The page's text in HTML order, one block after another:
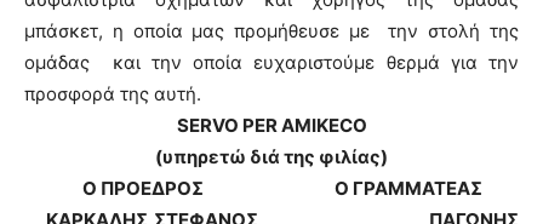
μπάσκετ, η οποία μας προμήθευσε με την στολή της
ομάδας και την οποία ευχαριστούμε θερμά για την
προσφορά της αυτή.
SERVO PERAMIKECO
(υπηρετώ διά της φιλίας)
Ο ΠΡΟΕΔΡΟΣ Ο ΓΡΑΜΜΑΤΕΑΣ